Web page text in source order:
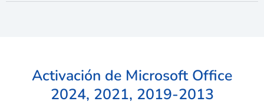
Activación de Microsoft Office
2024, 2021, 2019-2013